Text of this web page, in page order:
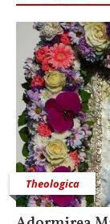
Theologica